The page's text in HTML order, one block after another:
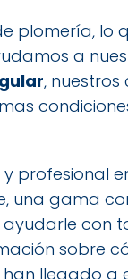
plomería, lo
a
, nuestros
profesional
una gama
con
sobre
han llegado a